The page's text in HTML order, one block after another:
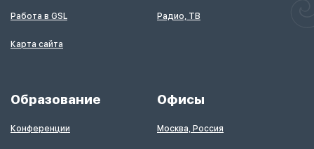
Работа в GSL
Карта сайта
Радио, ТВ
Образование
Конференции
Офисы
Москва, Россия